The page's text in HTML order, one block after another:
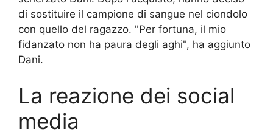
di sostituire il campione di sangue nel ciondolo
con quello del ragazzo. "Per fortuna, il mio
fidanzato non ha paura degli aghi", ha aggiunto
Dani.
La reazione dei social
media